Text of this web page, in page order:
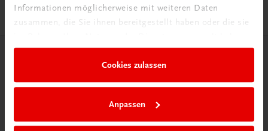
Informationen möglicherweise mit weiteren Daten
zusammen, die Sie ihnen bereitgestellt haben oder die sie
Cookies zulassen
Anpassen
Herzlich willkommen bei TRAUNER!